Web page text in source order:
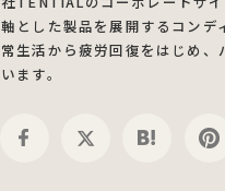
軸とした製品を展開するコン
常生活から疲労回復をはじめ
います。